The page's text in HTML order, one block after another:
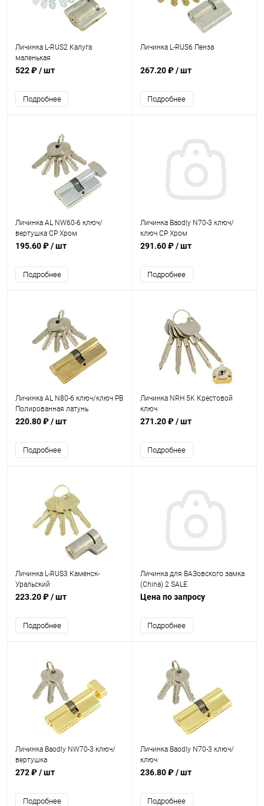
Личинка L-RUS2 Калуга
маленькая
522 ₽/ шт
Подробнее
Личинка L-RUS6 Пенза
267.20 ₽/ шт
Подробнее
Личинка AL NW60-6 ключ/
вертушка CP Хром
195.60 ₽/ шт
Подробнее
Личинка Baodly N70-3 ключ/
ключ CP Хром
291.60 ₽/ шт
Подробнее
Личинка AL N80-6 ключ/ключ PB
Полированная латунь
220.80 ₽/ шт
Подробнее
Личинка NRH 5K Крестовой
ключ
271.20 ₽/ шт
Подробнее
Личинка L-RUS3 Каменск-
Уральский
223.20 ₽/ шт
Подробнее
Личинка для ВАЗовского замка
(Сhina) 2 SALE
Цена по запросу
Подробнее
Личинка Baodly NW70-3 ключ/
вертушка
272 ₽/ шт
Подробнее
Личинка Baodly N70-3 ключ/
ключ
236.80 ₽/ шт
Подробнее